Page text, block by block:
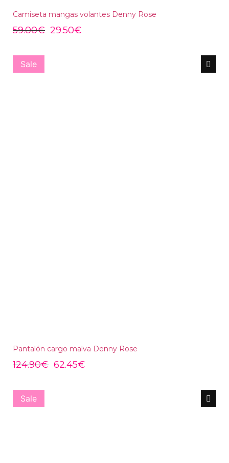
Camiseta mangas volantes Denny Rose
59.00€ 29.50€
Sale
Pantalón cargo malva Denny Rose
124.90€ 62.45€
Sale